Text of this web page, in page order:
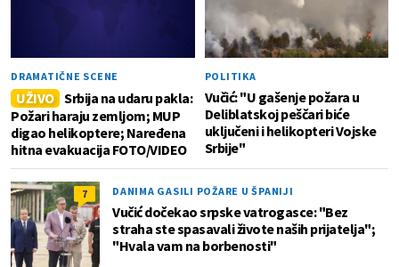
DRAMATIČNE SCENE
UŽIVO Srbija na udaru pakla:
Požari haraju zemljom; MUP
digao helikoptere; Naređena
hitna evakuacija FOTO/VIDEO
POLITIKA
Vučić: "U gašenje požara u
Deliblatskoj peščari biće
uključeni i helikopteri Vojske
Srbije"
7 DANIMA GASILI POŽARE U ŠPANIJI
Vučić dočekao srpske vatrogasce: "Bez
straha ste spasavali živote naših prijatelja";
"Hvala vam na borbenosti"